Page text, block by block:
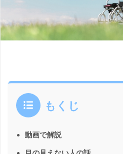
もくじ
動画で解説